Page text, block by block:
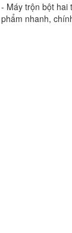
- Máy trộn bột hai
phẩm nhanh,